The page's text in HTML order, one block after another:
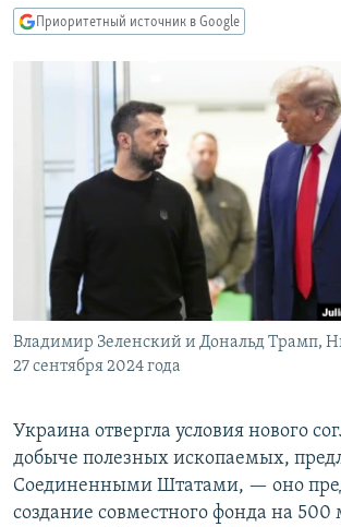
главной
навигации
Вернутся
IDEL.РЕАЛИИ
СЕВЕР.РЕАЛИИ
СИБИРЬ.РЕАЛИИ
РАСПИСАНИЕ ВЕЩАНИЯ
ПОДПИШИТЕСЬ НА РАССЫЛКУ
СОЦИАЛЬНЫЕ СЕТИ
Все сайты РСЕ/РС
Приоритетный источник в Google
Владимир Зеленский и Дональд Трамп,
27 сентября 2024 года
Украина отвергла условия нового
добыче полезных ископаемых,
Соединенными Штатами, — оно
создание совместного фонда на 500